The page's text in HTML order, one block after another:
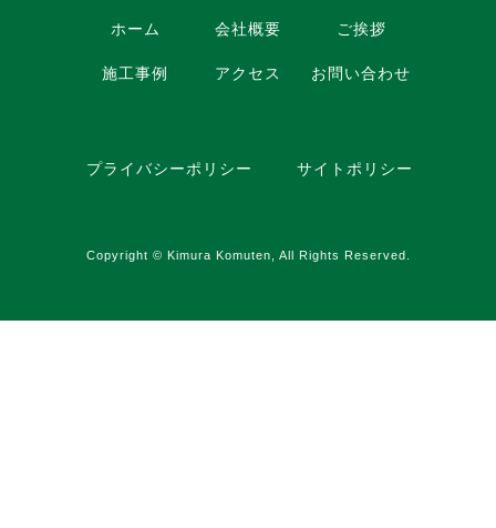
ホーム 会社概要 ご挨拶
施工事例 アクセス お問い合わせ
プライバシーポリシー サイトポリシー
Copyright © Kimura Komuten, All Rights Reserved.